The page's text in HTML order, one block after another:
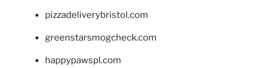
pizzadeliverybristol.com
greenstarsmogcheck.com
happypawspl.com